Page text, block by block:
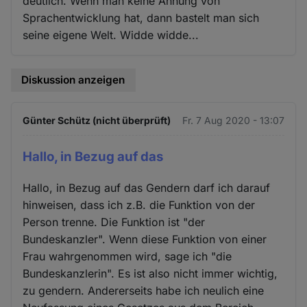
Sprachentwicklung hat, dann bastelt man sich
seine eigene Welt. Widde widde...
Diskussion anzeigen
Günter Schütz (nicht überprüft) Fr. 7 Aug 2020 - 13:07
Hallo, in Bezug auf das
Hallo, in Bezug auf das Gendern darf ich darauf
hinweisen, dass ich z.B. die Funktion von der
Person trenne. Die Funktion ist "der
Bundeskanzler". Wenn diese Funktion von einer
Frau wahrgenommen wird, sage ich "die
Bundeskanzlerin". Es ist also nicht immer wichtig,
zu gendern. Andererseits habe ich neulich eine